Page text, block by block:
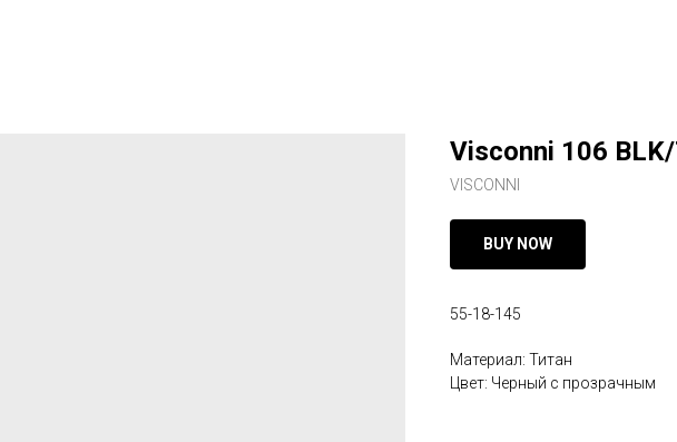
Visconni 106
VISCONNI
BUY NOW
55-18-145
Материал: Титан
Цвет: Черный с прозрачным